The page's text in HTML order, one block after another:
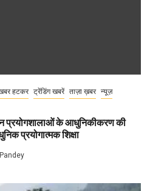
हटकर ट्रेंडिंग खबरें ताज़ा ख़बर न्यूज़
प्रयोगशालाओं के आधुनिकीकरण की
प्रयोगात्मक शिक्षा